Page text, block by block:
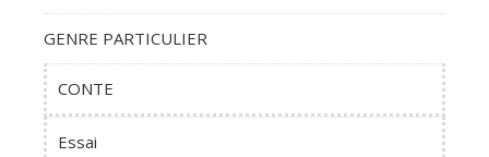
GENRE PARTICULIER
CONTE
Essai